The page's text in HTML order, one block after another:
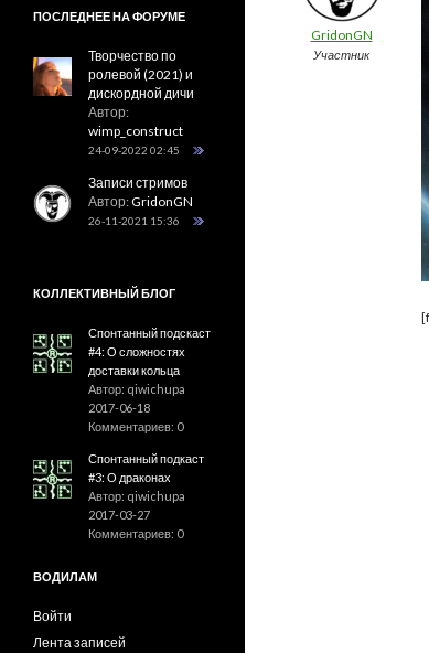
GridonGN
Участник
ПОСЛЕДНЕЕ НА ФОРУМЕ
Творчество по
ролевой (2021) и
дискордной дичи
Автор:
wimp_construct
24-09-2022 02:45
Записи стримов
Автор:GridonGN
26-11-2021 15:36
КОЛЛЕКТИВНЫЙ БЛОГ
Спонтанный подскаст
#4: О сложностях
доставки кольца
Автор: qiwichupa
2017-06-18
Комментариев: 0
Спонтанный подкаст
#3: О драконах
Автор: qiwichupa
2017-03-27
Комментариев: 0
ВОДИЛАМ
Войти
Лента записей